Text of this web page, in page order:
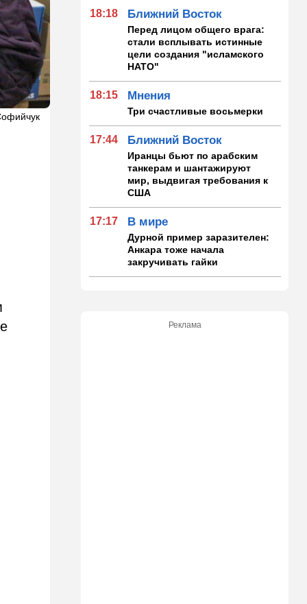
18:18 Ближний Восток
Перед лицом общего врага:
стали всплывать истинные
цели создания "исламского
НАТО"
18:15 Мнения
Три счастливые восьмерки
17:44 Ближний Восток
Иранцы бьют по арабским
танкерам и шантажируют
мир, выдвигая требования к
США
17:17 В мире
Дурной пример заразителен:
Анкара тоже начала
закручивать гайки
за отказ принимать платеж
Реклама